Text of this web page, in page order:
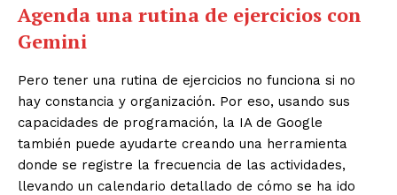
Agenda una rutina de ejercicios con
Gemini
Pero tener una rutina de ejercicios no funciona si no
hay constancia y organización. Por eso, usando sus
capacidades de programación, la IA de Google
también puede ayudarte creando una herramienta
donde se registre la frecuencia de las actividades,
llevando un calendario detallado de cómo se ha ido